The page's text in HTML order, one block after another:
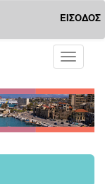
ΕΙΣΟΔΟΣ
Toggle